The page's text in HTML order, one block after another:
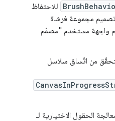
للاحتفاظ
تصميم مجموعة فرشاة
واجهة مستخدم "مصمّم
من اتّساق سلاسل
الحقول الاختيارية لـ